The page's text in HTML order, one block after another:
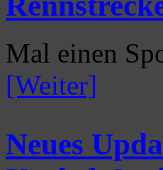
Mal einen
[Weiter]
Neues